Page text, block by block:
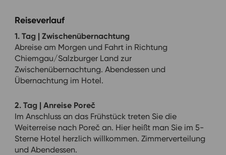
Reiseverlauf
1. Tag | Zwischenübernachtung
Abreise am Morgen und Fahrt in Richtung
Chiemgau/Salzburger Land zur
Zwischenübernachtung. Abendessen und
Übernachtung im Hotel.
2. Tag | Anreise Poreč
Im Anschluss an das Frühstück treten Sie die
Weiterreise nach Poreč an. Hier heißt man Sie im 5-
Sterne Hotel herzlich willkommen. Zimmerverteilung
und Abendessen.